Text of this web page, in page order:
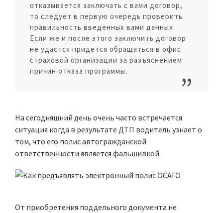
отказывается заключать с вами договор,
то следует в первую очередь проверить
правильность введенных вами данных.
Если же и после этого заключить договор
не удастся придется обращаться в офис
страховой организации за разъяснением
причин отказа программы.
На сегодняшний день очень часто встречается
ситуация когда в результате ДТП водитель узнает о
том, что его полис автогражданской
ответственности является фальшивкой.
От приобретения поддельного документа не